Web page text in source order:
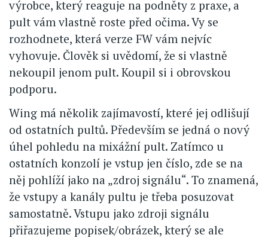
výrobce, který reaguje na podněty z praxe, a
pult vám vlastně roste před očima. Vy se
rozhodnete, která verze FW vám nejvíc
vyhovuje. Člověk si uvědomí, že si vlastně
nekoupil jenom pult. Koupil si i obrovskou
podporu.
Wing má několik zajímavostí, které jej odlišují
od ostatních pultů. Především se jedná o nový
úhel pohledu na mixážní pult. Zatímco u
ostatních konzolí je vstup jen číslo, zde se na
něj pohlíží jako na „zdroj signálu“. To znamená,
že vstupy a kanály pultu je třeba posuzovat
samostatně. Vstupu jako zdroji signálu
přiřazujeme popisek/obrázek, který se ale